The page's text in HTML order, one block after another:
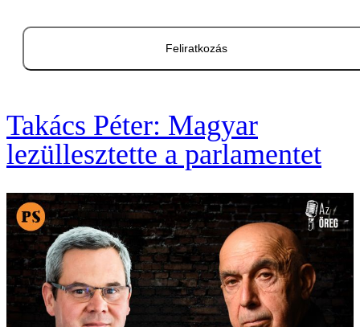
Feliratkozás
Takács Péter: Magyar
lezüllesztette a parlamentet